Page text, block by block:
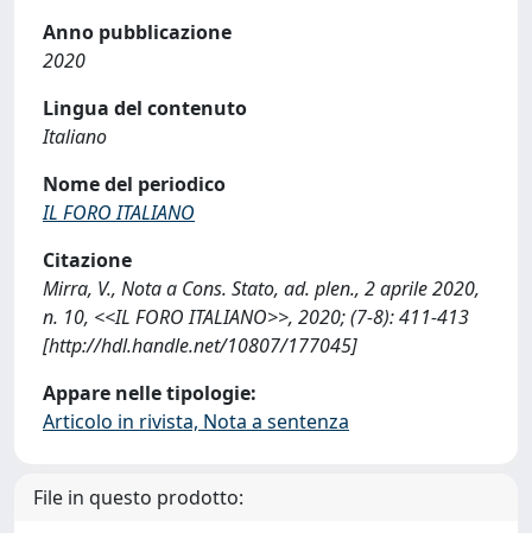
Anno pubblicazione
2020
Lingua del contenuto
Italiano
Nome del periodico
IL FORO ITALIANO
Citazione
Mirra, V., Nota a Cons. Stato, ad. plen., 2 aprile 2020,
n. 10, <<IL FORO ITALIANO>>, 2020; (7-8): 411-413
[http://hdl.handle.net/10807/177045]
Appare nelle tipologie:
Articolo in rivista, Nota a sentenza
File in questo prodotto: